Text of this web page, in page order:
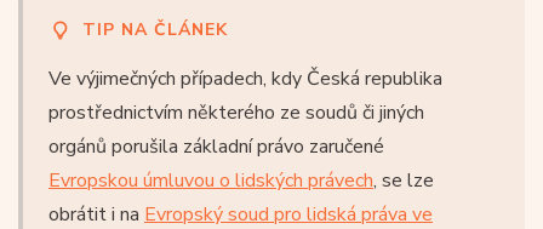
TIP NA ČLÁNEK
Ve výjimečných případech, kdy Česká republika
prostřednictvím některého ze soudů či jiných
orgánů porušila základní právo zaručené
Evropskou úmluvou o lidských právech, se lze
obrátit i na Evropský soud pro lidská práva ve